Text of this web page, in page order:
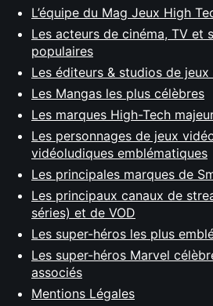
L’équipe du Mag Jeux High
Les acteurs de cinéma, TV et
populaires
Les éditeurs & studios de
Les Mangas les plus célèbres
Les marques High-Tech
Les personnages de jeux
vidéoludiques emblématiques
Les principales marques de
Les principaux canaux de
séries) et de VOD
Les super-héros les plus
Les super-héros Marvel
associés
Mentions Légales